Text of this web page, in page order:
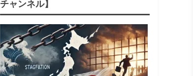
チャンネル】